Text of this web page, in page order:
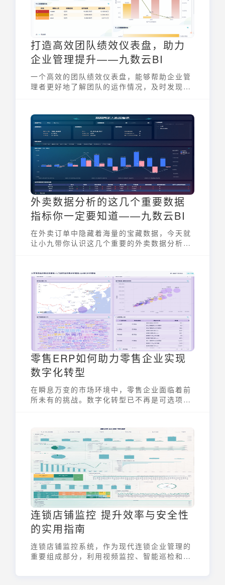
打造高效团队绩效仪表盘，助力
企业管理提升——九数云BI
一个高效的团队绩效仪表盘，能够帮助企业管
理者更好地了解团队的运作情况，及时发现问
外卖数据分析的这几个重要数据
指标你一定要知道——九数云BI
在外卖订单中隐藏着海量的宝藏数据，今天就
让小九带你认识这几个重要的外卖数据分析重
零售ERP如何助力零售企业实现
数字化转型
在瞬息万变的市场环境中，零售企业面临着前
所未有的挑战。数字化转型已不再是可选项，
业资源计划系统，正在成为推动零售企业实现
数字化转型的关键力量。
连锁店铺监控 提升效率与安全性
的实用指南
连锁店铺监控系统，作为现代连锁企业管理的
重要组成部分，利用视频监控、智能巡检和AI